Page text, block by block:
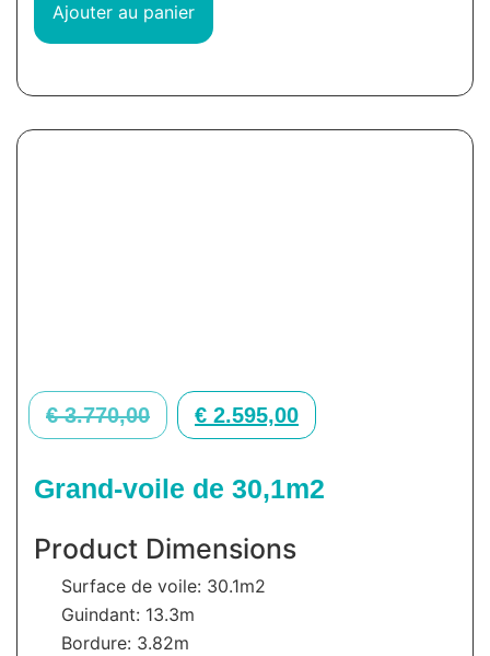
Ajouter au panier
€3.770,00 € 2.595,00
Grand-voile de 30,1m2
Product Dimensions
Surface de voile: 30.1m2
Guindant: 13.3m
Bordure: 3.82m